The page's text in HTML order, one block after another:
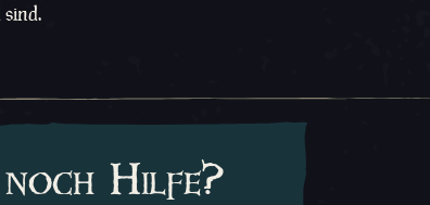
sind.
Hilfe?